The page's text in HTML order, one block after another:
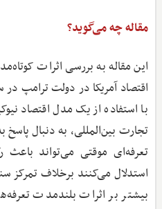
مقاله چه می‌گوید؟
این مقاله به بررسی اثرات
با استفاده از یک مدل اقتصاد
تجارت بین‌المللی، به دنبال
تعرفه‌ای موقتی می‌تواند باعث
استدلال می‌کنند برخلاف تمرکز
بیشتر بر اثرات بلندمدت